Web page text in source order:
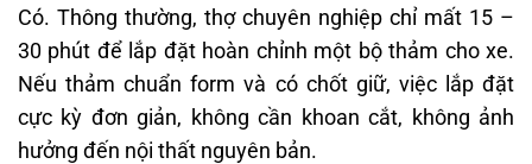
Có. Thông thường, thợ chuyên nghiệp chỉ mất 15 –
30 phút để lắp đặt hoàn chỉnh một bộ thảm cho xe.
Nếu thảm chuẩn form và có chốt giữ, việc lắp đặt
cực kỳ đơn giản, không cần khoan cắt, không ảnh
hưởng đến nội thất nguyên bản.